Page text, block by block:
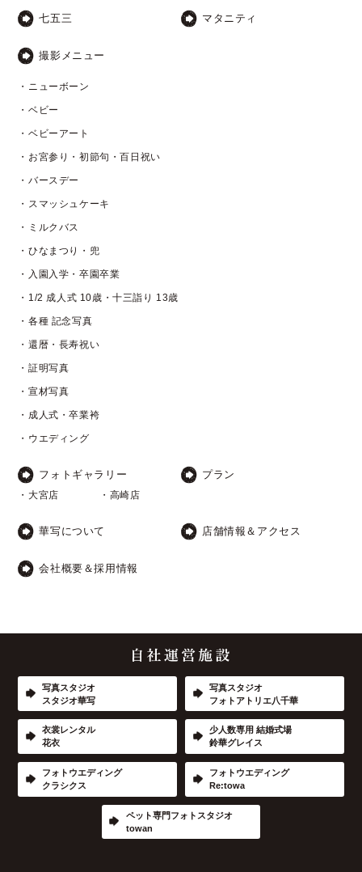
七五三 マタニティ
撮影メニュー
・ニューボーン
・ベビー
・ベビーアート
・お宮参り・初節句・百日祝い
・バースデー
・スマッシュケーキ
・ミルクバス
・ひなまつり・兜
・入園入学・卒園卒業
・1/2 成人式 10歳・十三詣り 13歳
・各種 記念写真
・還暦・長寿祝い
・証明写真
・宣材写真
・成人式・卒業袴
・ウエディング
フォトギャラリー
・大宮店 ・高崎店
プラン
華写について 店舗情報＆アクセス
会社概要＆採用情報
写真スタジオ
スタジオ華写
写真スタジオ
フォトアトリエ八千華
衣裳レンタル
花衣
少人数専用 結婚式場
鈴華グレイス
フォトウエディング
クラシクス
フォトウエディング
Re:towa
ペット専門フォトスタジオ
towan